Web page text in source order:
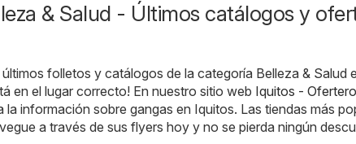
& Salud - Últimos catálogos y
folletos y catálogos de la categoría Belleza & Salud
en el lugar correcto! En nuestro sitio web Iquitos -
información sobre gangas en Iquitos. Las tiendas más
a través de sus flyers hoy y no se pierda ningún